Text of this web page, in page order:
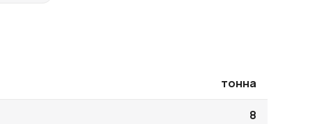
тонна
8